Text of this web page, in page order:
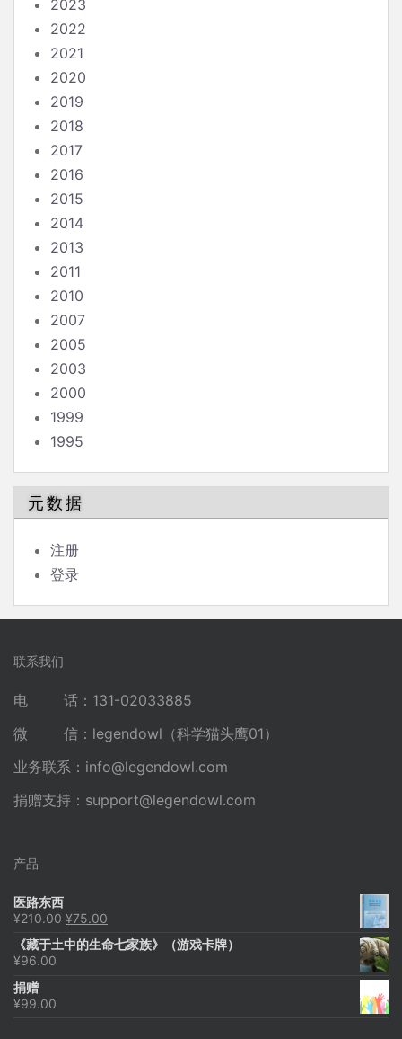
2023
2022
2021
2020
2019
2018
2017
2016
2015
2014
2013
2011
2010
2007
2005
2003
2000
1999
1995
元数据
注册
登录
联系我们
电 话：131-02033885
微 信：legendowl（科学猫头鹰01）
业务联系： info@legendowl.com
捐赠支持： support@legendowl.com
产品
医路东西
¥210.00 原
为：
¥75.00
价
《藏于土中的生命七家族》（游戏卡牌）
¥96.00
捐赠
¥99.00